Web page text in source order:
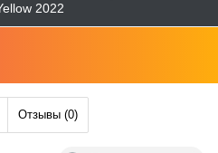
2022
Отзывы (0)